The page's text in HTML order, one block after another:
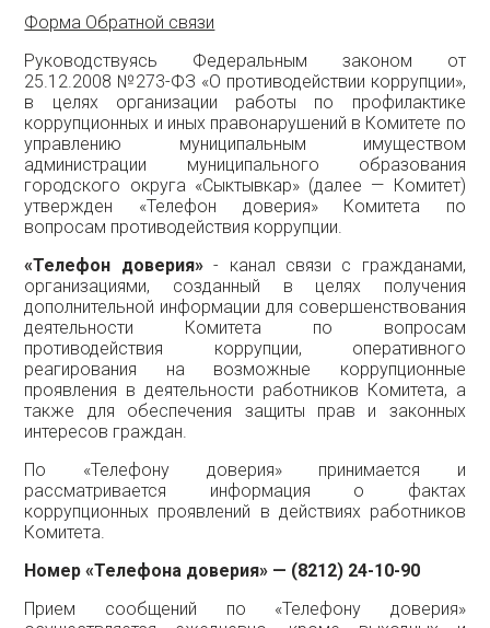
Форма Обратной связи
Руководствуясь Федеральным законом от
25.12.2008 №273-ФЗ «О противодействии коррупции»,
в целях организации работы по профилактике
коррупционных и иных правонарушений в Комитете по
управлению муниципальным имуществом
администрации муниципального образования
городского округа «Сыктывкар» (далее — Комитет)
утвержден «Телефон доверия» Комитета по
вопросам противодействия коррупции.
«Телефон доверия»- канал связи с гражданами,
организациями, созданный в целях получения
дополнительной информации для совершенствования
деятельности Комитета по вопросам
противодействия коррупции, оперативного
реагирования на возможные коррупционные
проявления в деятельности работников Комитета, а
также для обеспечения защиты прав и законных
интересов граждан.
По «Телефону доверия» принимается и
рассматривается информация о фактах
коррупционных проявлений в действиях работников
Комитета.
Номер «Телефона доверия» — (8212) 24-10-90
Прием сообщений по «Телефону доверия»